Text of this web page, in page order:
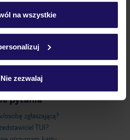
wchodząc w zakładkę
o plikach cookie znajdziesz
na wszystkie
Nie zezwalaj
pytania
zgłaszającą?
TUI?